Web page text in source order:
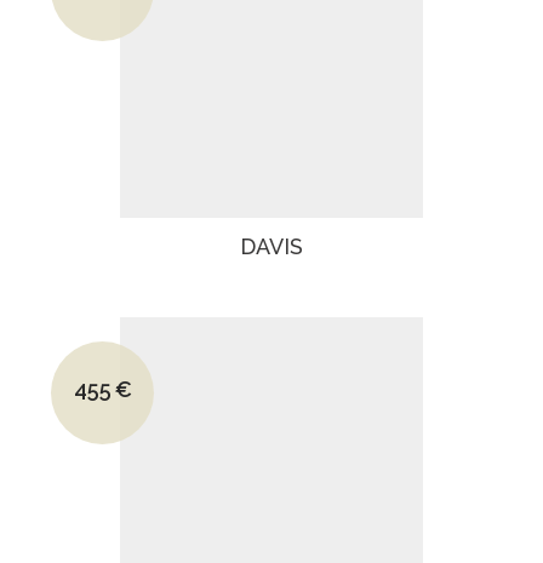
Le prix actuel est : 370€.
DAVIS
Le prix initial était : 660€.
455€
Le prix actuel est : 455€.